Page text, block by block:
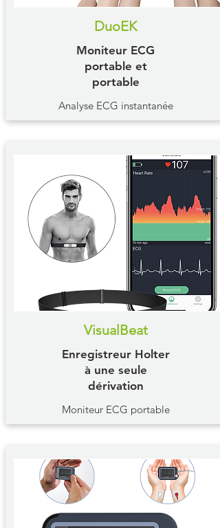
DuoEK
Moniteur ECG
portable et
portable
Analyse ECG instantanée
VisualBeat
Enregistreur Holter
à une seule
dérivation
Moniteur ECG portable